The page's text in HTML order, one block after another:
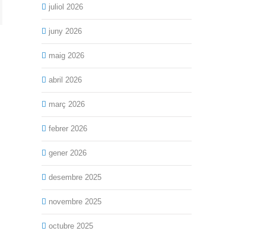
juliol 2026
juny 2026
maig 2026
abril 2026
març 2026
febrer 2026
gener 2026
desembre 2025
novembre 2025
octubre 2025